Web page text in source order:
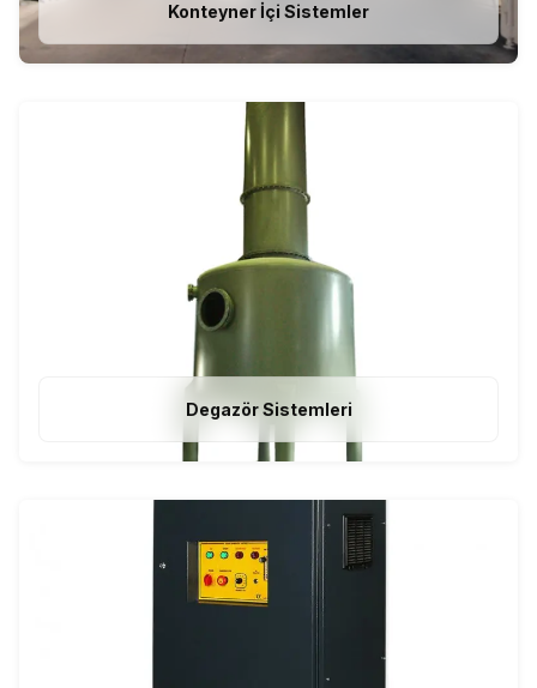
Konteyner İçi Sistemler
Degazör Sistemleri